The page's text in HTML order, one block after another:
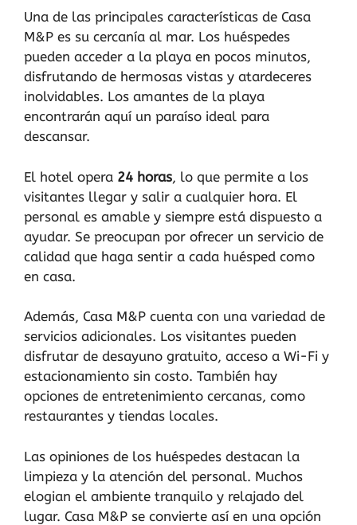
Una de las principales características de Casa
M&P es su cercanía al mar. Los huéspedes
pueden acceder a la playa en pocos minutos,
disfrutando de hermosas vistas y atardeceres
inolvidables. Los amantes de la playa
encontrarán aquí un paraíso ideal para
descansar.
El hotel opera 24 horas, lo que permite a los
visitantes llegar y salir a cualquier hora. El
personal es amable y siempre está dispuesto a
ayudar. Se preocupan por ofrecer un servicio de
calidad que haga sentir a cada huésped como
en casa.
Además, Casa M&P cuenta con una variedad de
servicios adicionales. Los visitantes pueden
disfrutar de desayuno gratuito, acceso a Wi-Fi y
estacionamiento sin costo. También hay
opciones de entretenimiento cercanas, como
restaurantes y tiendas locales.
Las opiniones de los huéspedes destacan la
limpieza y la atención del personal. Muchos
elogian el ambiente tranquilo y relajado del
lugar. Casa M&P se convierte así en una opción